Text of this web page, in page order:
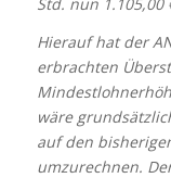
Hierauf hat der
erbrachten
wäre
auf den
umzurechnen.